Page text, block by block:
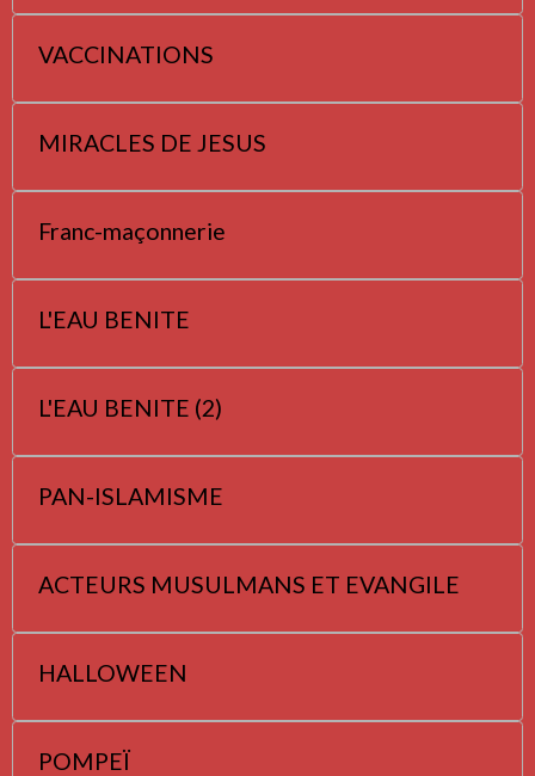
VACCINATIONS
MIRACLES DE JESUS
Franc-maçonnerie
L'EAU BENITE
L'EAU BENITE (2)
PAN-ISLAMISME
ACTEURS MUSULMANS ET EVANGILE
HALLOWEEN
POMPEÏ